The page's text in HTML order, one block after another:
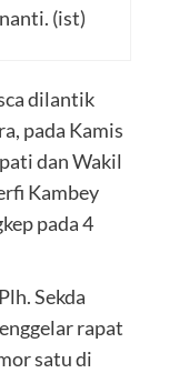
(ist)
dilantik
pada Kamis
dan Wakil
Kambey
pada 4
Sekda
rapat
satu di